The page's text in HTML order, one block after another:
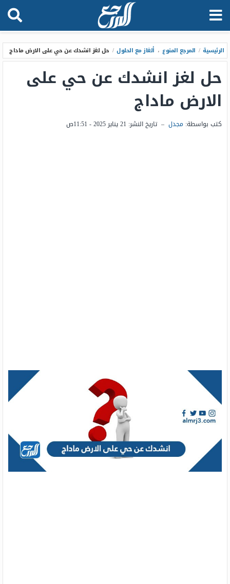
الرئيسية / المرجع المنوع ، ألغاز مع الحلول / حل لغز انشدك عن حي على الارض ماداج
حل لغز انشدك عن حي على
الارض ماداج
كتب بواسطة: مجدل – تاريخ النشر: 21 يناير 2025 - 11:51ص